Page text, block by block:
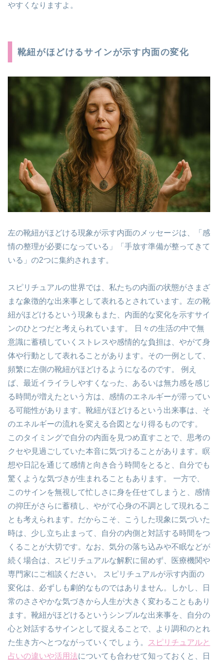
やすくなりますよ。
靴紐がほどけるサインが示す内面の変化
左の靴紐がほどける現象が示す内面のメッセージは、「感
情の整理が必要になっている」「手放す準備が整ってきて
いる」の2つに集約されます。
スピリチュアルの世界では、私たちの内面の状態がさまざ
まな象徴的な出来事として表れるとされています。左の靴
紐がほどけるという現象もまた、内面的な変化を示すサイ
ンのひとつだと考えられています。 日々の生活の中で無
意識に蓄積していくストレスや感情的な負担は、やがて身
体や行動として表れることがあります。その一例として、
頻繁に左側の靴紐がほどけるようになるのです。 例え
ば、最近イライラしやすくなった、あるいは無力感を感じ
る時間が増えたという方は、感情のエネルギーが滞ってい
る可能性があります。靴紐がほどけるという出来事は、そ
のエネルギーの流れを変える合図となり得るものです。
このタイミングで自分の内面を見つめ直すことで、思考の
クセや見過ごしていた本音に気づけることがあります。瞑
想や日記を通じて感情と向き合う時間をとると、自分でも
驚くような気づきが生まれることもあります。 一方で、
このサインを無視して忙しさに身を任せてしまうと、感情
の抑圧がさらに蓄積し、やがて心身の不調として現れるこ
とも考えられます。だからこそ、こうした現象に気づいた
時は、少し立ち止まって、自分の内側と対話する時間をつ
くることが大切です。なお、気分の落ち込みや不眠などが
続く場合は、スピリチュアルな解釈に留めず、医療機関や
専門家にご相談ください。 スピリチュアルが示す内面の
変化は、必ずしも劇的なものではありません。しかし、日
常のささやかな気づきから人生が大きく変わることもあり
ます。靴紐がほどけるというシンプルな出来事を、自分の
心と対話するサインとして捉えることで、より調和のとれ
た生き方へとつながっていくでしょう。
スピリチュアルと
占いの違いや活用法についても合わせて知っておくと、日